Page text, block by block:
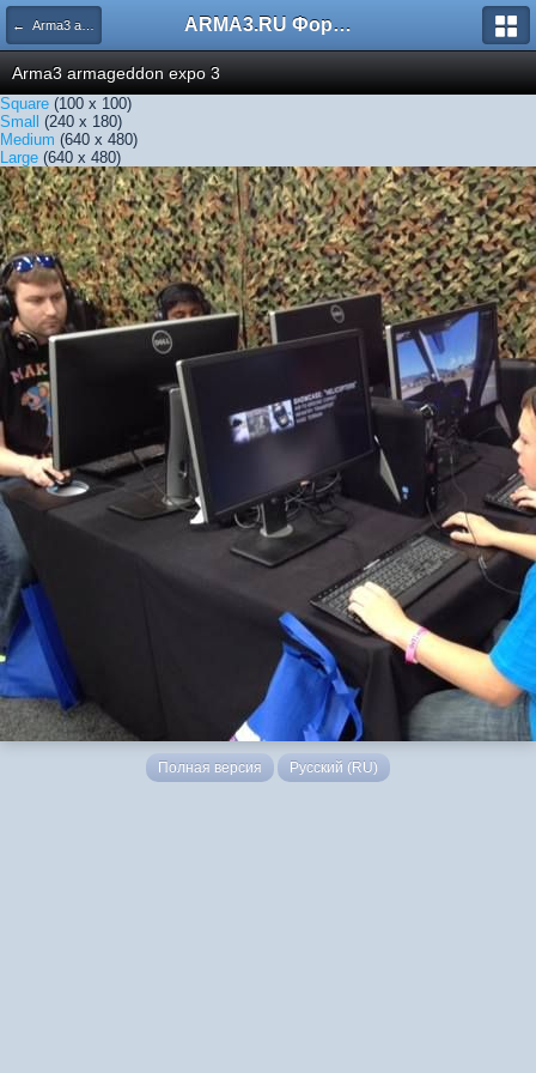
← Arma3 armageddon expo 3 ARMA3.RU Форум
Arma3 armageddon expo 3
Square (100 x 100)
Small (240 x 180)
Medium (640 x 480)
Large (640 x 480)
Полная версия Русский (RU)